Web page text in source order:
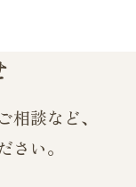
談など、
さい。